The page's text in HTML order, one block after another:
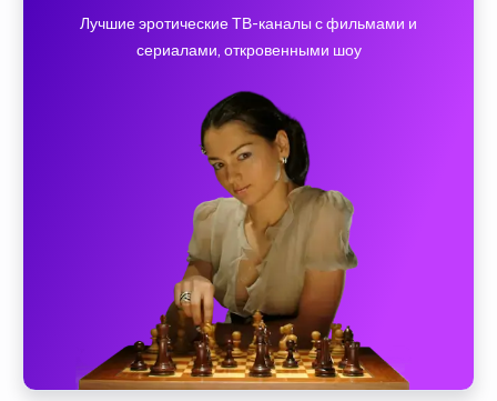
Лучшие эротические ТВ-каналы с фильмами и
сериалами, откровенными шоу